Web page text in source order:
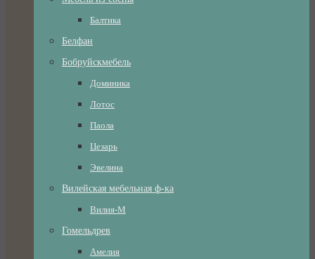
Балтика
Белфан
Бобруйскмебель
Доминика
Лотос
Паола
Цезарь
Эвелина
Вилейская мебельная ф-ка
Вилия-М
Гомельдрев
Амелия